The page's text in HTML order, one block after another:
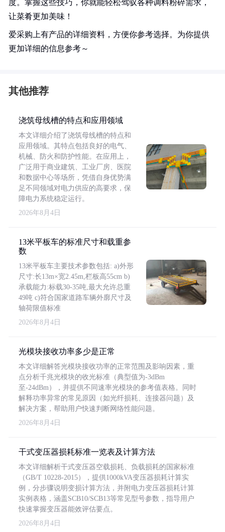
度。掌握这些技巧，你就能轻松驾驭各种调料粉碎需求，
让菜肴更加美味！
爱采购上有产品的详细资料，方便你参考选择。为你提供
更加详细的信息参考～
其他推荐
浇筑母线槽的特点和应用领域
本文详细介绍了浇筑母线槽的特点和
应用领域。其特点包括良好的电气、
机械、防火和防护性能。在应用上，
广泛用于商业建筑、工业厂房、医院
和数据中心等场所，凭借自身优势满
足不同领域对电力供应的高要求，保
障电力系统稳定运行。
2026年8月4日
13米平板车的标准尺寸和载重参
数
13米平板车主要技术参数包括: a)外形
尺寸:长13m×宽2.45m,栏板高55cm b)
承载能力:标载30-35吨,最大允许总重
49吨 c)符合国家道路车辆外廓尺寸及
轴荷限值标准
2026年8月4日
光模块接收功率多少是正常
本文详细解答光模块接收功率的正常范围及影响因素，重
点分析千兆光模块的收光标准（典型值为-3dBm
至-24dBm），并提供不同速率光模块的参考值表格。同时
解释功率异常的常见原因（如光纤损耗、连接器问题）及
解决方案，帮助用户快速判断网络性能问题。
2026年8月4日
干式变压器损耗标准一览表及计算方法
本文详细解析干式变压器空载损耗、负载损耗的国家标准
（GB/T 10228-2015），提供1000kVA变压器损耗计算实
例，分步骤说明变损计算方法，并附电力变压器损耗计算
实例表格，涵盖SCB10/SCB13等常见型号参数，指导用户
快速掌握变压器能效评估要点。
2026年8月4日